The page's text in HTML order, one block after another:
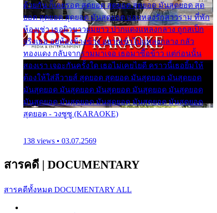
ด้วยกัน ก็เลยรอด สุดยอด สุดยอด สุดยอด มันสุดยอด สุด
ยอด สุดยอด สุดยอด มันสุดยอด แอบหลงรักสาวราม ที่พัก
ห้องเช่า เธอผิวขาวผมยาว ปากแดงแหลงกลาง ถูกสเป็ก
จริงเธอ อยู่ห้องข้างข้าง อยากเข้าไปแหลงกลาง กลัว
ทองแดง กลับจากรามมาเจอ เธอมาซื้อข้าว แต่ก่อนนั้น
สองเรา เจอะกันครั้งใด เธอไม่เคยไยดี คราวนี้เธอยิ้มให้
ต้องให้ใส่ลีวายส์ สุดยอด สุดยอด มันสุดยอด มันสุดยอด
มันสุดยอด มันสุดยอด มันสุดยอด มันสุดยอด มันสุดยอด
มันสุดยอด มันสุดยอด มันสุดยอด มันสุดยอด มันสุดยอด
สุดยอด - วงซูซู (KARAOKE)
138 views • 03.07.2569
สารคดี | DOCUMENTARY
สารคดีทั้งหมด DOCUMENTARY ALL